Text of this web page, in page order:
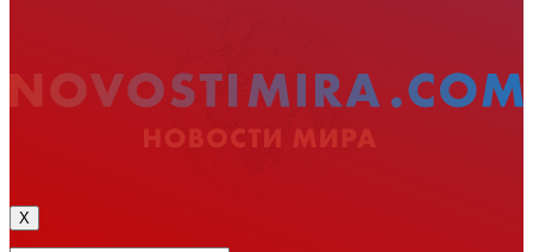
X